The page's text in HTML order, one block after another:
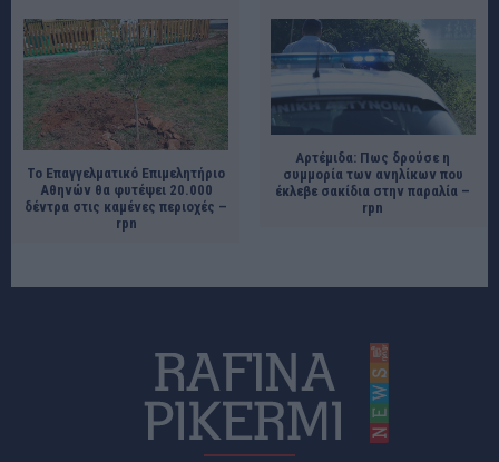
Το Επαγγελματικό Επιμελητήριο
Αθηνών θα φυτέψει 20.000
δέντρα στις καμένες περιοχές –
rpn
Aρτέμιδα: Πως δρούσε η
συμμορία των ανηλίκων που
έκλεβε σακίδια στην παραλία –
rpn